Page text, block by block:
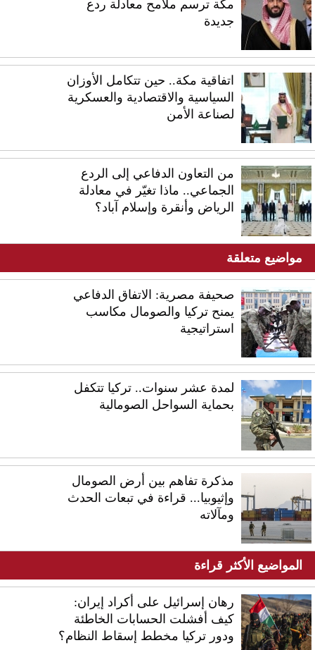
مكة ترسم ملامح معادلة ردع
جديدة
اتفاقية مكة.. حين تتكامل الأوزان
السياسية والاقتصادية والعسكرية
لصناعة الأمن
من التعاون الدفاعي إلى الردع
الجماعي.. ماذا تغيّر في معادلة
الرياض وأنقرة وإسلام آباد؟
مواضيع متعلقة
صحيفة مصرية: الاتفاق الدفاعي
يمنح تركيا والصومال مكاسب
استراتيجية
لمدة عشر سنوات.. تركيا تتكفل
بحماية السواحل الصومالية
مذكرة تفاهم بين أرض الصومال
وإثيوبيا... قراءة في تبعات الحدث
ومآلاته
المواضيع الأكثر قراءة
رهان إسرائيل على أكراد إيران:
كيف أفشلت الحسابات الخاطئة
ودور تركيا مخطط إسقاط النظام؟